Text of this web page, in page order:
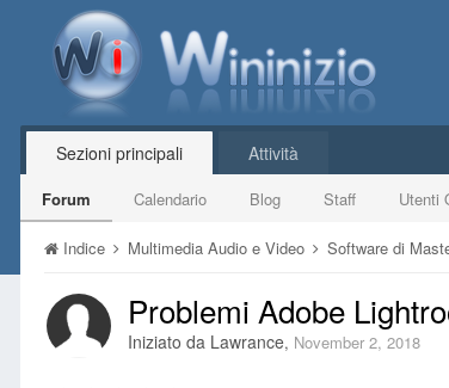
Sezioni principali
Forum Calendario Blog Staff Utenti
Attività
Indice Multimedia Audio e Video Software di
Problemi Adobe
Iniziato da Lawrance, November 2, 2018